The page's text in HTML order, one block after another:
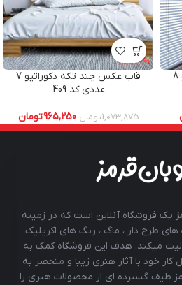
قاب عکس چند تکه دکوراتیو 8
قاب عکس چند تکه دکوراتیو 7
عددی کد 409
1,073,875تومان 965,250تومان
یک فروشگاه آنلاین است که در زمینه
های طرح دار ، ماگ ، رنگ های اکریلیک
میکند. هدف این فروشگاه کمک به
کار خود با آثار هنری زیبا و منحصر به
طیف گسترده ای از محصولات هنری را